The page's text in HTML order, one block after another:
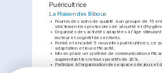
Puéricultrice
La Maison des Bibous
•
Fournis des soins de qualité à un groupe de 15
strictement les protocoles de sécurité et
• Organisés des activités adaptées à l'âge
moteur et cognitif des enfants.
•
Formé et encadré 5 nouvelles puéricultrices, ce
adaptation et leur efficacité.
• Mis en place un système de communication
augmentant les retours positifs de 20%.
• Participe à l'organisation des espaces de jeux et